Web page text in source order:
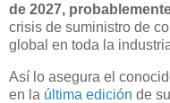
de 2027,
crisis de suministro de
global en toda la
Así lo asegura el
en la última edición de